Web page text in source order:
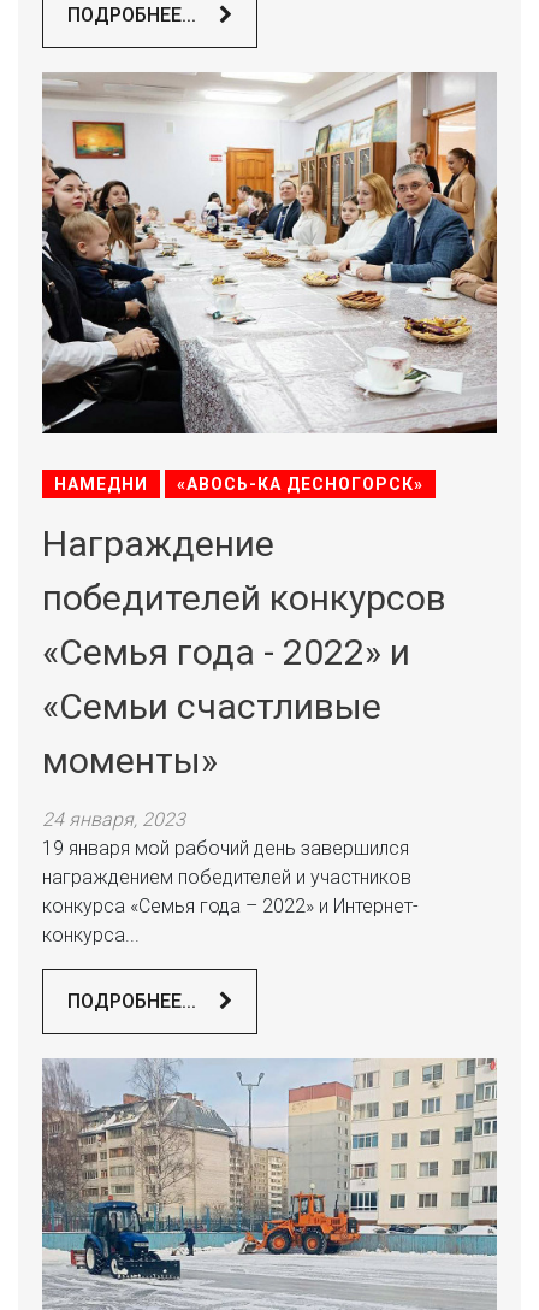
ПОДРОБНЕЕ...
НАМЕДНИ «АВОСЬ-КА ДЕСНОГОРСК»
Награждение
победителей конкурсов
«Семья года - 2022» и
«Семьи счастливые
моменты»
24 января, 2023
19 января мой рабочий день завершился
награждением победителей и участников
конкурса «Семья года – 2022» и Интернет-
конкурса...
ПОДРОБНЕЕ...